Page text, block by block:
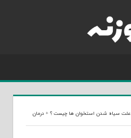
علت سیاه شدن استخوان ها چیست ؟ + درمان